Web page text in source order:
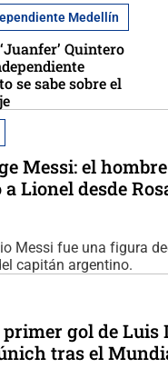
Medellín
Quintero
se sabe sobre el
Messi: el
Lionel desde
Messi fue una figura
capitán argentino.
primer gol de Luis
tras el